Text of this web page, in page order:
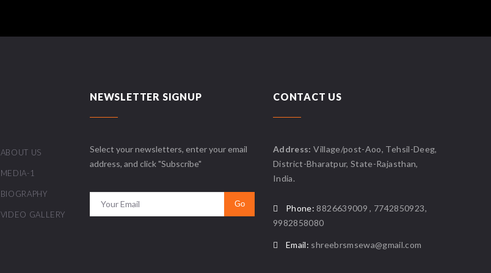
ABOUT US
MEDIA-1
BIOGRAPHY
VIDEO GALLERY
NEWSLETTER SIGNUP
Select your newsletters, enter your email
address, and click "Subscribe"
CONTACT US
Address: Village/post-Aoo, Tehsil-Deeg,
District-Bharatpur, State-Rajasthan,
India.
Phone: 8826639009 , 7742850923,
9982858080
Email: shreebrsmsewa@gmail.com